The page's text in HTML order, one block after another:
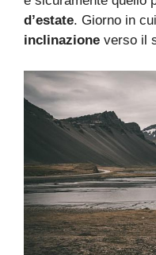
d’estate. Giorno in
inclinazione verso il